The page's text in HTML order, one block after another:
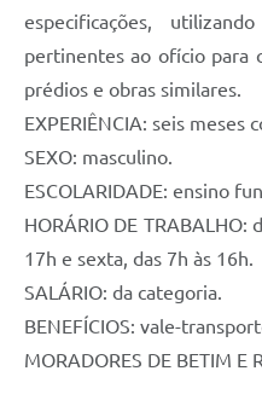
especificações,
pertinentes ao ofício para
prédios e obras similares.
EXPERIÊNCIA: seis meses
SEXO: masculino.
ESCOLARIDADE: ensino
HORÁRIO DE TRABALHO:
17h e sexta, das 7h às 16h.
SALÁRIO: da categoria.
BENEFÍCIOS: vale-
MORADORES DE BETIM E